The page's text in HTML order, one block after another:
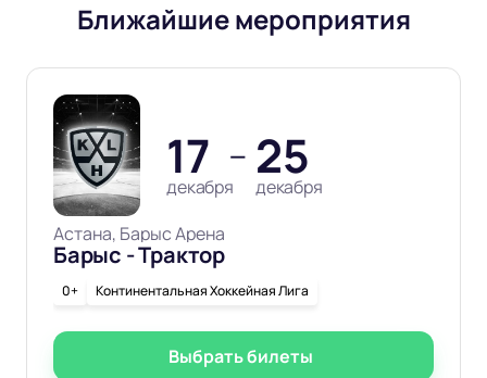
Ближайшие мероприятия
17
декабря
— 25
декабря
Астана, Барыс Арена
Барыс - Трактор
0+ Континентальная Хоккейная Лига
Выбрать билеты